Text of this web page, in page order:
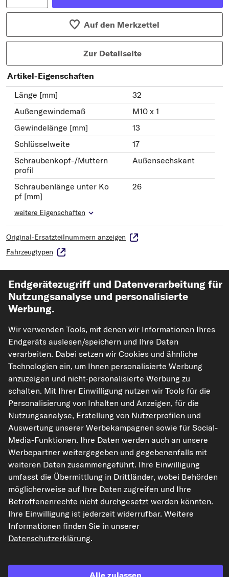
Auf den Merkzettel
Zur Detailseite
Artikel-Eigenschaften
Länge [mm]
32
Außengewindemaß
M10 x 1
Gewindelänge [mm]
13
Schlüsselweite
17
Schraubenkopf-/Muttern
profil
Außensechskant
Schraubenlänge unter Ko
pf [mm]
26
weitere Eigenschaften
Original-Ersatzteilnummern anzeigen
Fahrzeugtypen
FEBI BILSTEIN Achsschraube, Antriebswelle
Art.-Nr. 101234
1,24 €
UVP: 3,50 €
-64%
inkl. 20% MwSt.,zzgl. Versand
Sofort lieferbar
Passgenauigkeit prüfen
Fahrzeug auswählen
In den Warenkorb
Auf den Merkzettel
Zur Detailseite
Artikel-Eigenschaften
M10 x 1,5
Endgerätezugriff und Datenverarbeitung für
Nutzungsanalyse und personalisierte
Werbung.
Wir verwenden Tools, mit denen wir Informationen Ihres
Endgeräts auslesen/speichern und Ihre Daten
verarbeiten. Dabei setzen wir Cookies und ähnliche
Technologien ein, um Ihnen personalisierte Werbung
anzuzeigen und nicht-personalisierte Werbung zu
schalten. Mit Ihrer Einwilligung nutzen wir Tools für die
Personalisierung von Inhalten und Anzeigen, für die
Nutzungsanalyse, Erstellung von Nutzerprofilen und
Auswertung unserer Werbekampagnen sowie für Social-
Media-Funktionen. Ihre Daten werden auch an unsere
Werbepartner weitergegeben und gegebenenfalls mit
weiteren Daten zusammengeführt. Ihre Einwilligung
umfasst die Übermittlung in Drittländer, wobei Behörden
möglicherweise auf Ihre Daten zugreifen und Ihre
Betroffenenrechte nicht durchgesetzt werden könnten.
Ihre Einwilligung ist jederzeit widerrufbar. Weitere
Informationen finden Sie in unserer
Datenschutzerklärung.
Alle zulassen